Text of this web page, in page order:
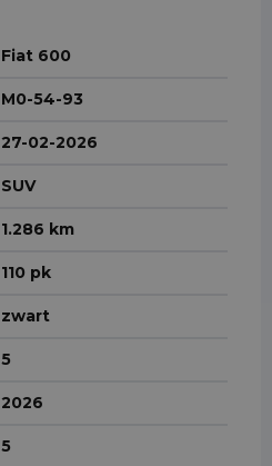
Fiat 600
M0-54-93
27-02-2026
SUV
1.286 km
110 pk
zwart
5
2026
5